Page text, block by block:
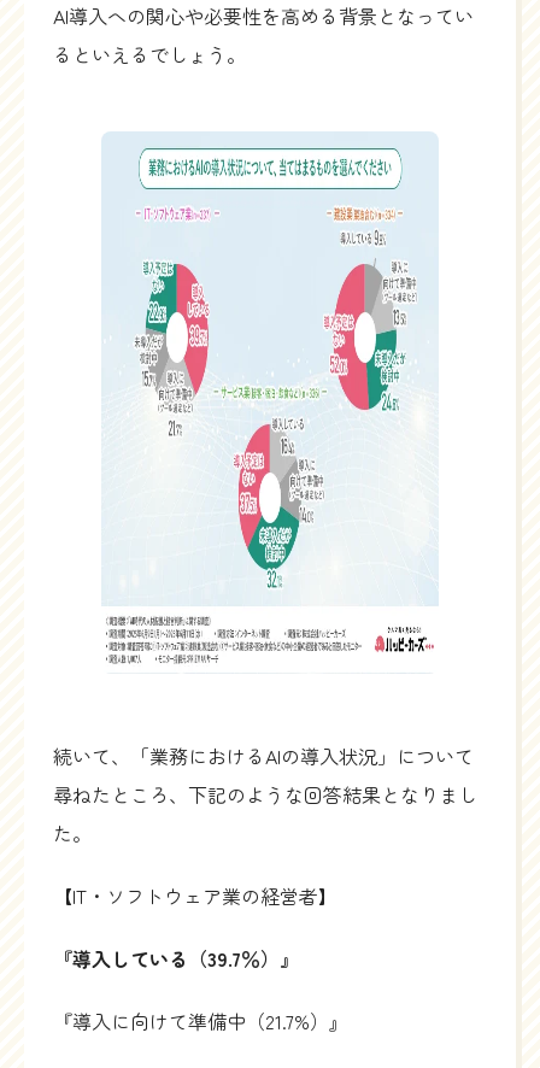
AI導入への関心や必要性を高める背景となってい
るといえるでしょう。
続いて、「業務におけるAIの導入状況」について
尋ねたところ、下記のような回答結果となりまし
た。
【IT・ソフトウェア業の経営者】
『導入している（39.7％）』
『導入に向けて準備中（21.7%）』